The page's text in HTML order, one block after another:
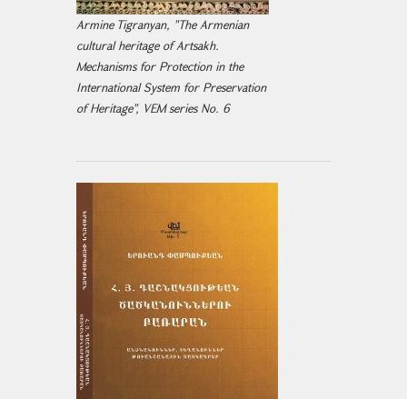
Armine Tigranyan, "The Armenian
cultural heritage of Artsakh.
Mechanisms for Protection in the
International System for Preservation
of Heritage", VEM series No. 6